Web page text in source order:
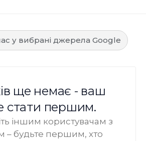
у вибрані джерела Google
ще немає - ваш
стати першим.
іншим користувачам з
– будьте першим, хто